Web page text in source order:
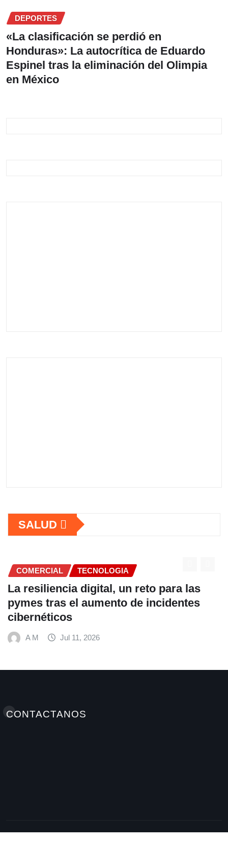
DEPORTES
«La clasificación se perdió en
Honduras»: La autocrítica de Eduardo
Espinel tras la eliminación del Olimpia
en México
SALUD
COMERCIAL TECNOLOGIA
La resiliencia digital, un reto para las
pymes tras el aumento de incidentes
cibernéticos
A M Jul 11, 2026
CONTACTANOS